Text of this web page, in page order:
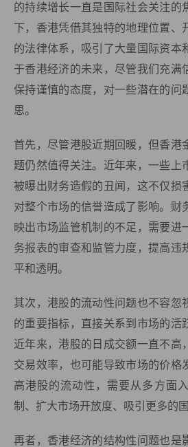
的持续增长一直是国际社会关注的
下，香港凭借其独特的地理位置、
的法律体系，吸引了大量国际资本
于香港经济的未来，尽管我们充满
保持谨慎的态度，对一些潜在的问
思。
首先，尽管港股近期回暖，但香港
题仍然值得关注。近年来，一些上
被曝出财务造假的丑闻，这不仅损
对整个市场的信誉造成了影响。财
映出市场监管机制的不足，需要进
务报表的审查和监管力度，提高违
平和透明。
其次，港股的流动性问题也不容忽
的重要指标，直接关系到市场的活
近年来，港股的日成交额一直不高
交易效率，也可能导致市场的价格
高港股的流动性，需要从多方面
制、扩大市场开放度、吸引更多的
再者，香港经济的结构性问题也是